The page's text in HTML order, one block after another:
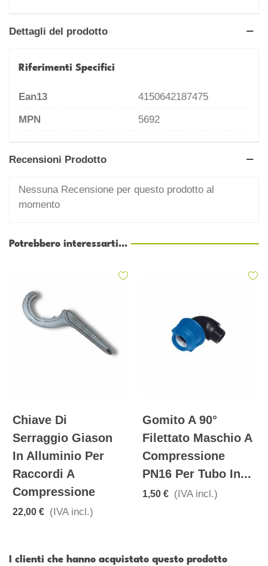
Dettagli del prodotto
Riferimenti Specifici
Ean13
4150642187475
MPN
5692
Recensioni Prodotto
Nessuna Recensione per questo prodotto al
momento
Potrebbero interessarti...
Chiave Di
Serraggio Giason
In Alluminio Per
Raccordi A
Compressione
22,00 € (IVA incl.)
Gomito A 90°
Filettato Maschio A
Compressione
PN16 Per Tubo In...
1,50 € (IVA incl.)
I clienti che hanno acquistato questo prodotto